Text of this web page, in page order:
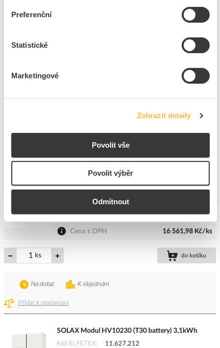
Preferenční
Statistické
Marketingové
Zobrazit detaily
Povolit vše
Povolit výběr
Odmítnout
24 629,83 Kč/ks
SOLAX Modul MC0600 (T30 Controller) řídící BMS
G-690-9001
Značka
SOLAX POWER
Cena s DPH 16 561,98 Kč/ks
ks do košíku
Přidat k porovnání
K objednání
Na dotaz
SOLAX Modul HV10230 (T30 battery) 3,1kWh
Kód ELFETEX
11.627.212